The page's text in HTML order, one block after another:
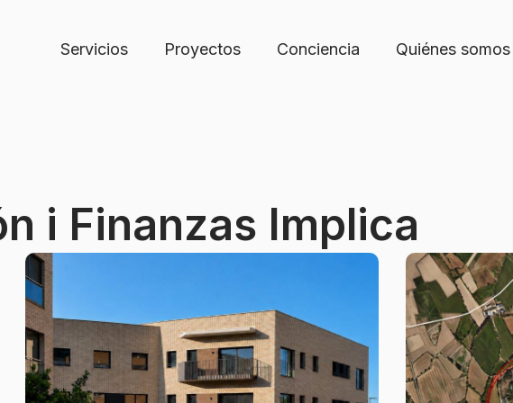
Servicios Proyectos Conciencia Quiénes somos
i Finanzas Implica